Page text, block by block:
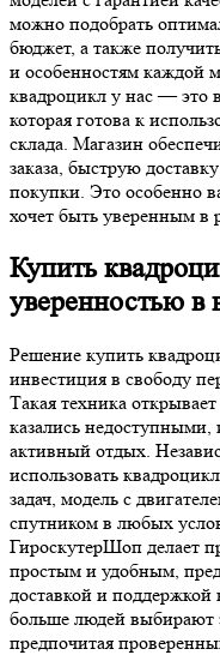
можно подобрать
бюджет, а также
и особенностям каждой
квадроцикл у нас — это
которая готова к
склада. Магазин
заказа, быструю
покупки. Это особенно
хочет быть уверенным в
Купить
уверенностью в
Решение купить
инвестиция в свободу
Такая техника
казались недоступными,
активный отдых.
использовать
задач, модель с
спутником в любых
ГироскутерШоп делает
простым и удобным,
доставкой и
больше людей выбирают
предпочитая